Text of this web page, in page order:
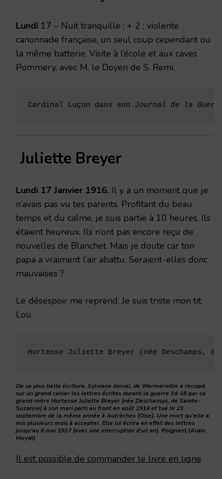
Lundi 17 – Nuit tranquille ; + 2 ; violente
canonnade française, un seul coup cependant ou
la même batterie. Visite à l’école et aux caves
Pommery, avec M. le Doyen de S. Remi.
Cardinal Luçon dans son Journal de la
Juliette Breyer
Lundi 17 Janvier 1916. Il y a un moment que je
n’avais pas vu tes parents. Profitant du beau
temps et du calme, je suis partie à 10 heures. Ils
étaient heureux. Ils n’ont pas encore reçu de
nouvelles de Blanchet. Mais je doute car ton
papa a vraiment l’air abattu. Seraient-elles donc
mauvaises ?
Le désespoir me reprend. Je suis triste mon tit
Lou.
Hortense Juliette Breyer (née Deschamps,
De sa plus belle écriture, Sylviane Jonval, de Warmeriville a recopié
sur un grand cahier les lettres écrites durant la guerre 14-18 par sa
grand-mère Hortense Juliette Breyer (née Deschamps, de Sainte-
Suzanne) à son mari parti au front en août 1914 et tué le 23
septembre de la même année à Autrèches (Oise). Une mort qu’elle a
mis plusieurs mois à accepter. Elle lui écrira en effet des lettres
jusqu’au 6 mai 1917 (avec une interruption d’un an). Poignant.(Alain
Moyat)
Il est possible de commander le livre en ligne